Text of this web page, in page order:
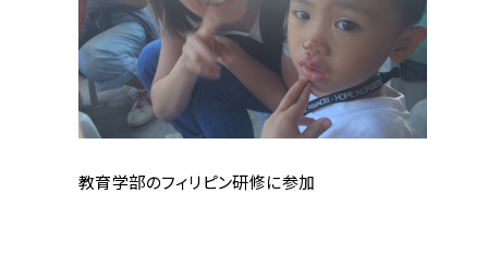
教育学部のフィリピン研修に参加